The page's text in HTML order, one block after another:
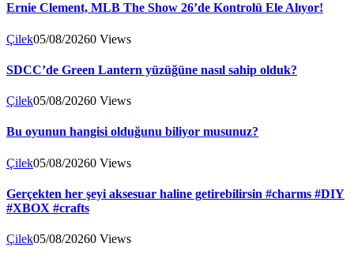
Ernie Clement, MLB The Show 26’de Kontrolü Ele Alıyor!
Çilek05/08/20260 Views
SDCC’de Green Lantern yüzüğüne nasıl sahip olduk?
Çilek05/08/20260 Views
Bu oyunun hangisi olduğunu biliyor musunuz?
Çilek05/08/20260 Views
Gerçekten her şeyi aksesuar haline getirebilirsin #charms #DIY
#XBOX #crafts
Çilek05/08/20260 Views